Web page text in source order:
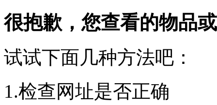
很抱歉，您查看的物品
试试下面几种方法吧：
1.检查网址是否正确